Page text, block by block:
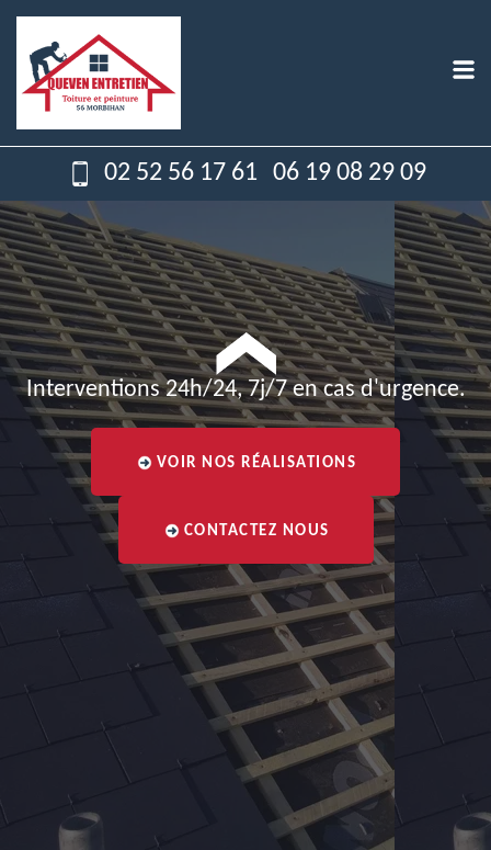
02 52 56 17 61 06 19 08 29 09
Interventions 24h/24, 7j/7 en cas d'urgence.
VOIR NOS RÉALISATIONS
CONTACTEZ NOUS